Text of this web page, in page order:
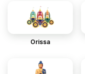
Orissa